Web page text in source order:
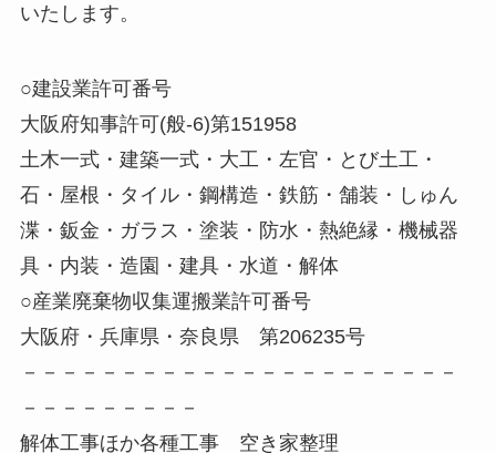
いたします。
○建設業許可番号
大阪府知事許可(般-6)第151958
土木一式・建築一式・大工・左官・とび土工・
石・屋根・タイル・鋼構造・鉄筋・舗装・しゅん
渫・鈑金・ガラス・塗装・防水・熱絶縁・機械器
具・内装・造園・建具・水道・解体
○産業廃棄物収集運搬業許可番号
大阪府・兵庫県・奈良県 第206235号
－－－－－－－－－－－－－－－－－－－－－－
－－－－－－－－－
解体工事ほか各種工事 空き家整理